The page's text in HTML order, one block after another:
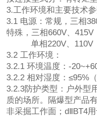
3.工作环境和主要技术
3.1 电源：常规，三相
特殊，三相660V、415V
单相220V、110V（
3.2 工作环境：
3.2.1 环境温度：-
3.2.2 相对湿度：≤95%
3.2.3防护类型：户外型
质的场所。隔爆型产品
非采掘工作面；dⅡBT4